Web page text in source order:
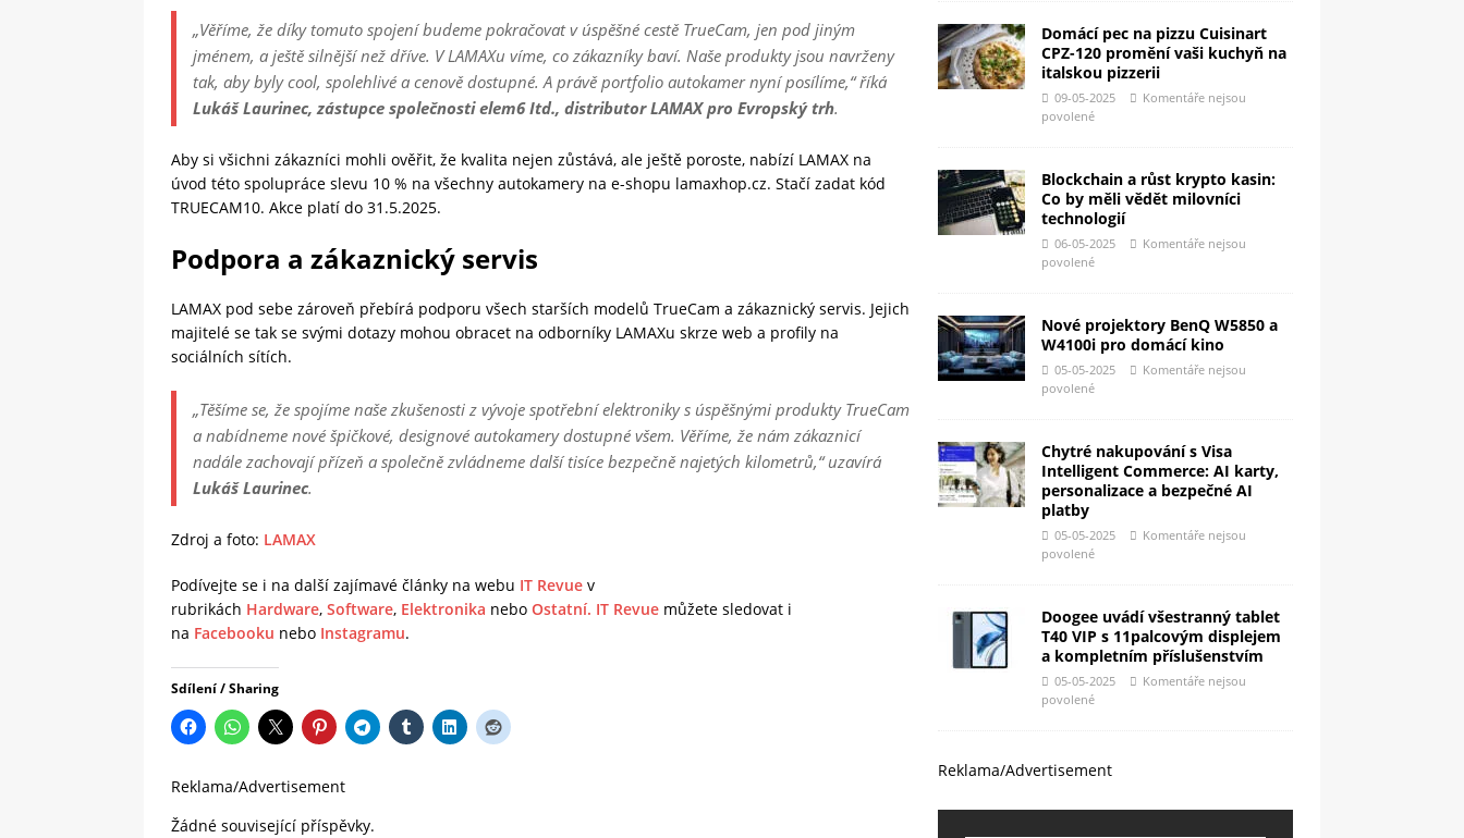
„Věříme, že díky tomuto spojení budeme pokračovat v úspěšné cestě TrueCam, jen pod jiným
jménem, a ještě silnější než dříve. V LAMAXu víme, co zákazníky baví. Naše produkty jsou navrženy
tak, aby byly cool, spolehlivé a cenově dostupné. A právě portfolio autokamer nyní posílíme,“ říká
Lukáš Laurinec, zástupce společnosti elem6 Itd., distributor LAMAX pro Evropský trh.
Aby si všichni zákazníci mohli ověřit, že kvalita nejen zůstává, ale ještě poroste, nabízí LAMAX na
úvod této spolupráce slevu 10 % na všechny autokamery na e-shopu lamaxhop.cz. Stačí zadat kód
TRUECAM10. Akce platí do 31.5.2025.
Podpora a zákaznický servis
LAMAX pod sebe zároveň přebírá podporu všech starších modelů TrueCam a zákaznický servis. Jejich
majitelé se tak se svými dotazy mohou obracet na odborníky LAMAXu skrze web a profily na
sociálních sítích.
„Těšíme se, že spojíme naše zkušenosti z vývoje spotřební elektroniky s úspěšnými produkty TrueCam
a nabídneme nové špičkové, designové autokamery dostupné všem. Věříme, že nám zákaznicí
nadále zachovají přízeň a společně zvládneme další tisíce bezpečně najetých kilometrů,“ uzavírá
Lukáš Laurinec.
Zdroj a foto: LAMAX
Podívejte se i na další zajímavé články na webu IT Revue v
rubrikách Hardware, Software, Elektronika nebo Ostatní. IT Revue můžete sledovat i
na Facebooku nebo Instagramu.
Sdílení / Sharing
Reklama/Advertisement
Žádné související příspěvky.
Domácí pec na pizzu Cuisinart
CPZ-120 promění vaši kuchyň na
italskou pizzerii
09-05-2025
Komentáře nejsou
povolené
Blockchain a růst krypto kasin:
Co by měli vědět milovníci
technologií
06-05-2025
Komentáře nejsou
povolené
Nové projektory BenQ W5850 a
W4100i pro domácí kino
05-05-2025
Komentáře nejsou
povolené
Chytré nakupování s Visa
Intelligent Commerce: AI karty,
personalizace a bezpečné AI
platby
05-05-2025
Komentáře nejsou
povolené
Doogee uvádí všestranný tablet
T40 VIP s 11palcovým displejem
a kompletním příslušenstvím
05-05-2025
Komentáře nejsou
povolené
Reklama/Advertisement